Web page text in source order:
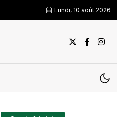
Lundi, 10 août 2026